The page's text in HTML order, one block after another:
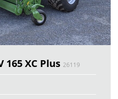
165 XC Plus 26119